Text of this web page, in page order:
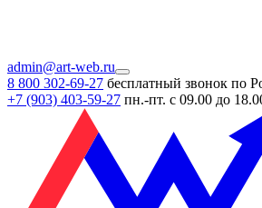
admin@art-web.ru
8 800 302-69-27 бесплатный звонок по
+7 (903) 403-59-27 пн.-пт. с 09.00 до